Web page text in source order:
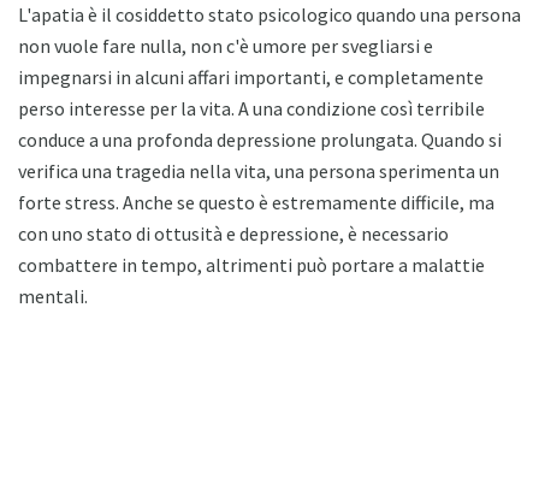
L'apatia è il cosiddetto stato psicologico quando una persona
non vuole fare nulla, non c'è umore per svegliarsi e
impegnarsi in alcuni affari importanti, e completamente
perso interesse per la vita. A una condizione così terribile
conduce a una profonda depressione prolungata. Quando si
verifica una tragedia nella vita, una persona sperimenta un
forte stress. Anche se questo è estremamente difficile, ma
con uno stato di ottusità e depressione, è necessario
combattere in tempo, altrimenti può portare a malattie
mentali.